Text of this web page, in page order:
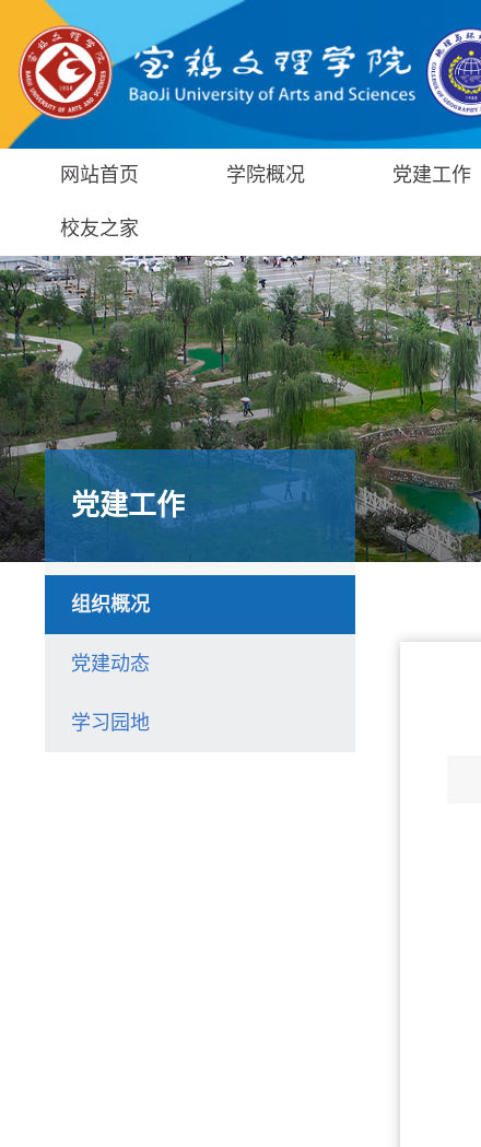
网站首页 学院概况 党建工作
校友之家
党建工作
组织概况
党建动态
学习园地